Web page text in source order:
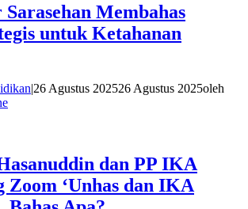
Membahas
untuk Ketahanan
|26 Agustus 202526 Agustus 2025oleh
dan PP IKA
Zoom ‘Unhas dan IKA